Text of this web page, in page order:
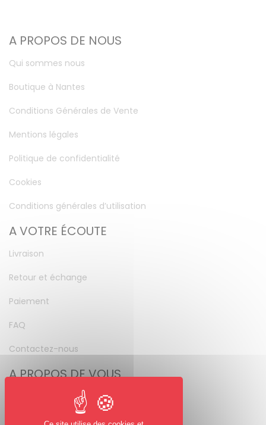
A PROPOS DE NOUS
Qui sommes nous
Boutique à Nantes
Conditions Générales de Vente
Mentions légales
Politique de confidentialité
Cookies
Conditions générales d’utilisation
A VOTRE ÉCOUTE
Livraison
Retour et échange
Paiement
FAQ
Contactez-nous
A PROPOS DE VOUS
Mot de passe perdu